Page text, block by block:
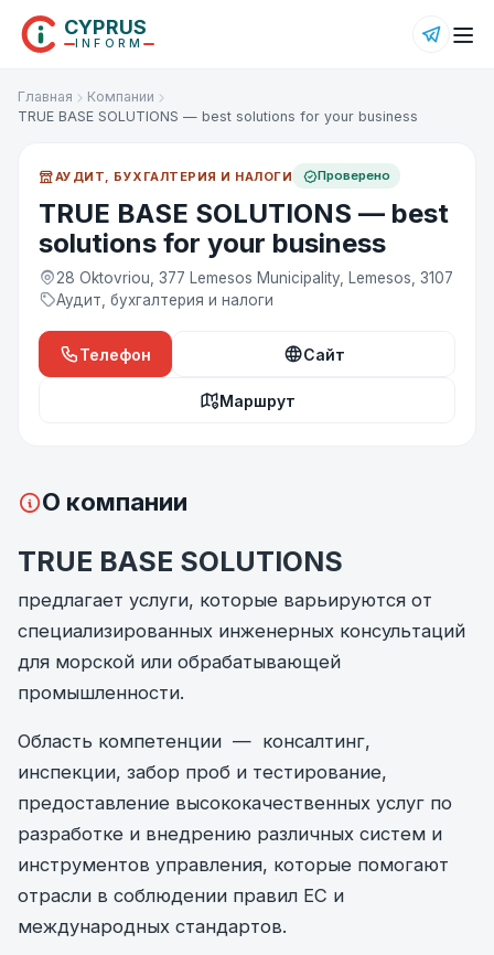
CYPRUS
INFORM
Главная
Компании
TRUE BASE SOLUTIONS — best solutions for your business
АУДИТ, БУХГАЛТЕРИЯ И НАЛОГИ Проверено
TRUE BASE SOLUTIONS — best
solutions for your business
28 Oktovriou, 377 ​Lemesos Municipality, Lemesos​, 3107
Аудит, бухгалтерия и налоги
Телефон Сайт
Маршрут
О компании
TRUE BASE SOLUTIONS
предлагает услуги, которые варьируются от
специализированных инженерных консультаций
для морской или обрабатывающей
промышленности.
Область компетенции — консалтинг,
инспекции, забор проб и тестирование,
предоставление высококачественных услуг по
разработке и внедрению различных систем и
инструментов управления, которые помогают
отрасли в соблюдении правил ЕС и
международных стандартов.